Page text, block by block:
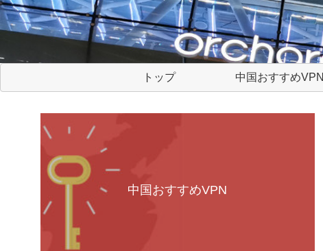
トップ 中国おすすめVPN
中国おすすめVPN